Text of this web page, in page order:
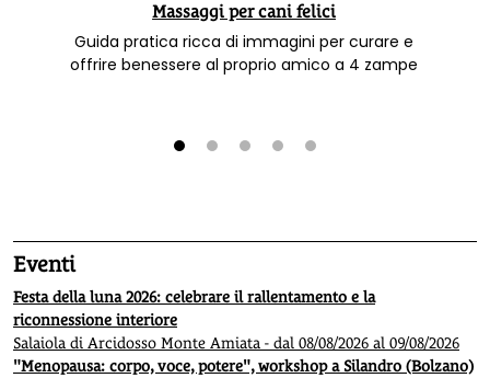
Massaggi per cani felici
Guida pratica ricca di immagini per curare e
offrire benessere al proprio amico a 4 zampe
Eventi
Festa della luna 2026: celebrare il rallentamento e la
riconnessione interiore
Salaiola di Arcidosso Monte Amiata - dal 08/08/2026 al 09/08/2026
"Menopausa: corpo, voce, potere", workshop a Silandro (Bolzano)